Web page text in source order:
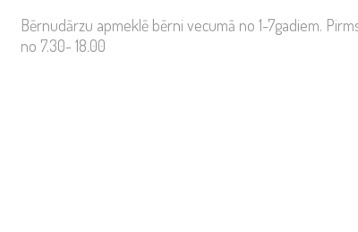
Bērnudārzu apmeklē bērni vecumā no 1-7gadiem.
no 7.30- 18.00